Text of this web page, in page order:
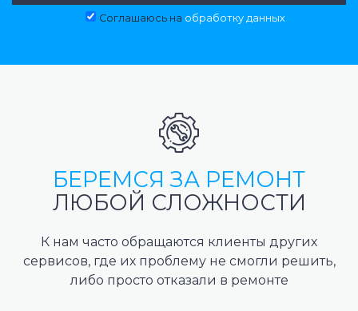
Соглашаюсь на обработку данных
БЕРЕМСЯ ЗА РЕМОНТ
ЛЮБОЙ СЛОЖНОСТИ
К нам часто обращаются клиенты других
сервисов, где их проблему не смогли решить,
либо просто отказали в ремонте